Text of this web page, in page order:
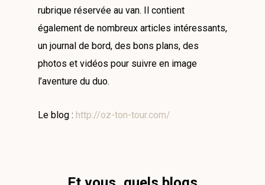
rubrique réservée au van. Il contient
également de nombreux articles intéressants,
un journal de bord, des bons plans, des
photos et vidéos pour suivre en image
l’aventure du duo.
Le blog : http://oz-ton-tour.com/